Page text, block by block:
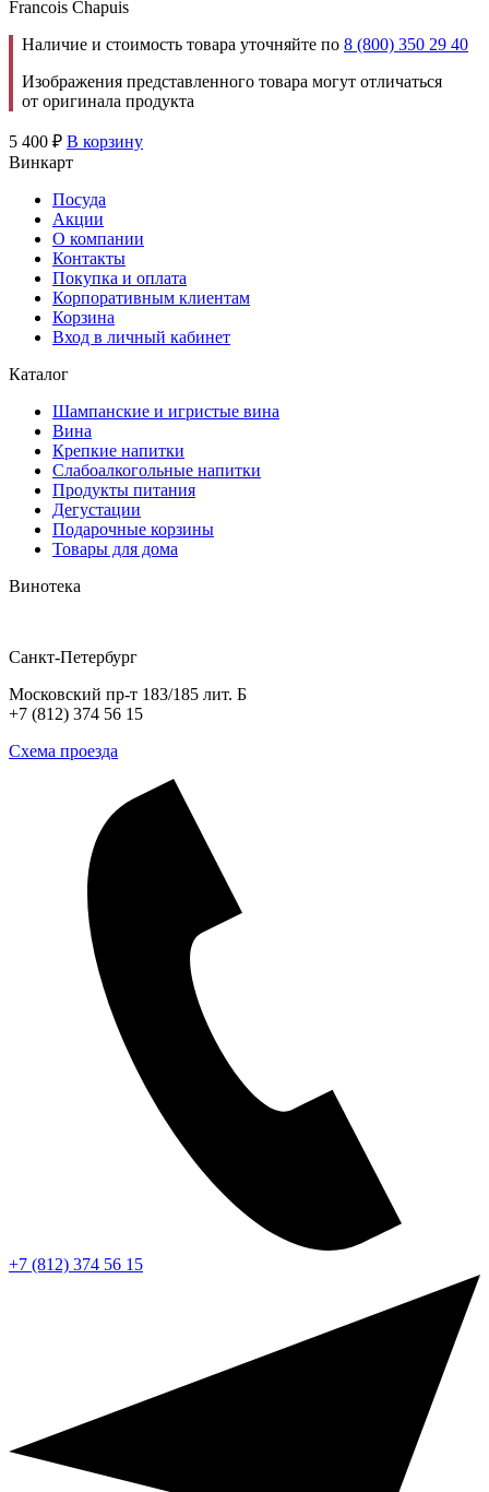
Francois Chapuis
Наличие и стоимость товара уточняйте по 8 (800) 350 29 40
Изображения представленного товара могут отличаться
от оригинала продукта
5 400 ₽ В корзину
Винкарт
Посуда
Акции
О компании
Контакты
Покупка и оплата
Корпоративным клиентам
Корзина
Вход в личный кабинет
Каталог
Шампанские и игристые вина
Вина
Крепкие напитки
Слабоалкогольные напитки
Продукты питания
Дегустации
Подарочные корзины
Товары для дома
Винотека
Санкт-Петербург
Московский пр-т 183/185 лит. Б
+7 (812) 374 56 15
Схема проезда
+7 (812) 374 56 15